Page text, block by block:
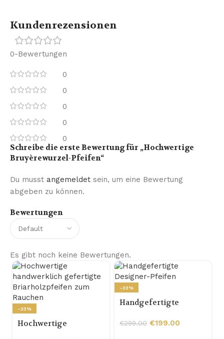
Kundenrezensionen
0-Bewertungen
0
0
0
0
0
Bewertungen
Es gibt noch keine Bewertungen.
Schreibe die erste Bewertung für „Hochwertige
Bruyèrewurzel-Pfeifen“
Du musst angemeldet sein, um eine Bewertung
abgeben zu können.
-33%
Hochwertige
-33%
Handgefertigte
€299.00 €199.00